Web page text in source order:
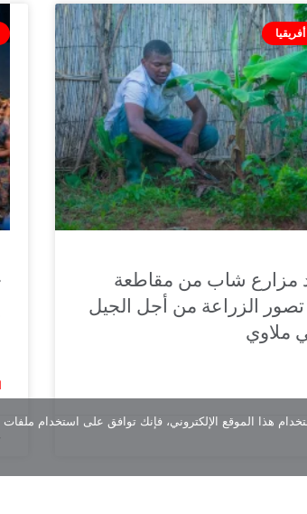
مزارع شاب من مقاطعة
الزراعة من أجل الجيل
ملاوي
هذا الموقع الإلكتروني، فإنك توافق على استخدام